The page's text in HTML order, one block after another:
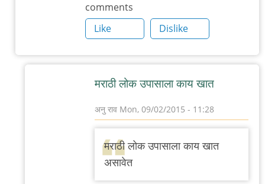
comments
Like
Dislike
मराठी लोक उपासाला काय खात
अनु राव Mon, 09/02/2015 - 11:28
reply
to
मराठी लोक उपासाला काय खात
असावेत